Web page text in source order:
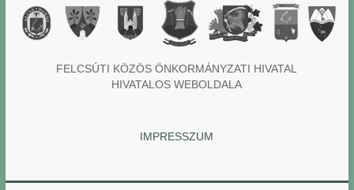
FELCSÚTI KÖZÖS ÖNKORMÁNYZATI HIVATAL
HIVATALOS WEBOLDALA
IMPRESSZUM